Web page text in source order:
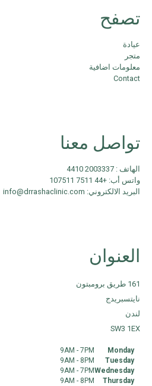
تصفح
عيادة
متجر
معلومات اضافية
Contact
تواصل معنا
الهاتف : 2003337 4410
واتس أب: +44 7511 107511
البريد الالكتروني: info@drrashaclinic.com
العنوان
نايتسبريدج
لندن
SW3 1EX
Monday
9AM - 7PM
Tuesday
9AM - 8PM
Wednesday
9AM - 7PM
Thursday
9AM - 8PM